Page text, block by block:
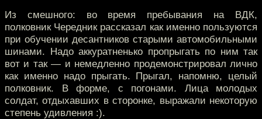
Из смешного: во время пребывания на ВДК,
полковник Чередник рассказал как именно пользуются
при обучении десантников старыми автомобильными
шинами. Надо аккуратненько пропрыгать по ним так
вот и так — и немедленно продемонстрировал лично
как именно надо прыгать. Прыгал, напомню, целый
полковник. В форме, с погонами. Лица молодых
солдат, отдыхавших в сторонке, выражали некоторую
степень удивления :).